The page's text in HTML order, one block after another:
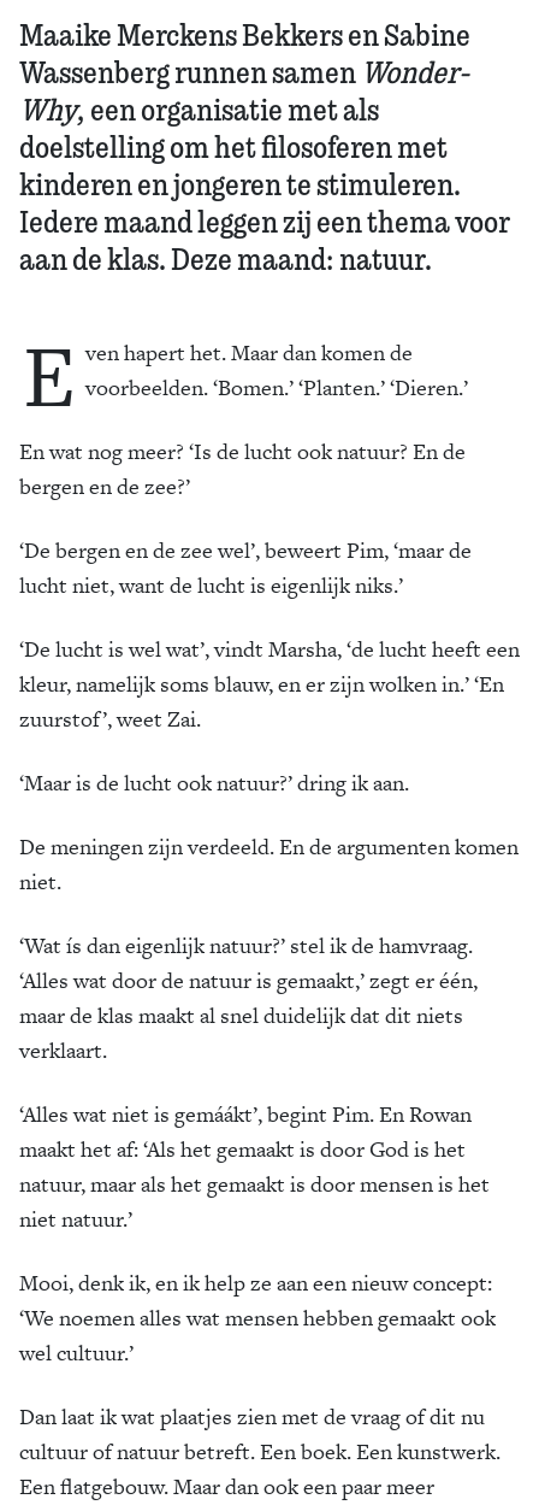
Maaike Merckens Bekkers en Sabine
Wassenberg runnen samen Wonder-
Why, een organisatie met als
doelstelling om het filosoferen met
kinderen en jongeren te stimuleren.
Iedere maand leggen zij een thema voor
aan de klas. Deze maand: natuur.
E ven hapert het. Maar dan komen de
voorbeelden. ‘Bomen.’ ‘Planten.’ ‘Dieren.’
En wat nog meer? ‘Is de lucht ook natuur? En de
bergen en de zee?’
‘De bergen en de zee wel’, beweert Pim, ‘maar de
lucht niet, want de lucht is eigenlijk niks.’
‘De lucht is wel wat’, vindt Marsha, ‘de lucht heeft een
kleur, namelijk soms blauw, en er zijn wolken in.’ ‘En
zuurstof’, weet Zai.
‘Maar is de lucht ook natuur?’ dring ik aan.
De meningen zijn verdeeld. En de argumenten komen
niet.
‘Wat ís dan eigenlijk natuur?’ stel ik de hamvraag.
‘Alles wat door de natuur is gemaakt,’ zegt er één,
maar de klas maakt al snel duidelijk dat dit niets
verklaart.
‘Alles wat niet is gemáákt’, begint Pim. En Rowan
maakt het af: ‘Als het gemaakt is door God is het
natuur, maar als het gemaakt is door mensen is het
niet natuur.’
Mooi, denk ik, en ik help ze aan een nieuw concept:
‘We noemen alles wat mensen hebben gemaakt ook
wel cultuur.’
Dan laat ik wat plaatjes zien met de vraag of dit nu
cultuur of natuur betreft. Een boek. Een kunstwerk.
Een flatgebouw. Maar dan ook een paar meer